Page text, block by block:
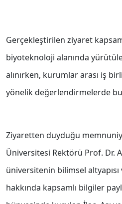
Gerçekleştirilen ziyaret
biyoteknoloji alanında
alınırken, kurumlar arası iş
yönelik değerlendirmelerde
Ziyaretten duyduğu
Üniversitesi Rektörü Prof. Dr.
üniversitenin bilimsel
hakkında kapsamlı bilgiler